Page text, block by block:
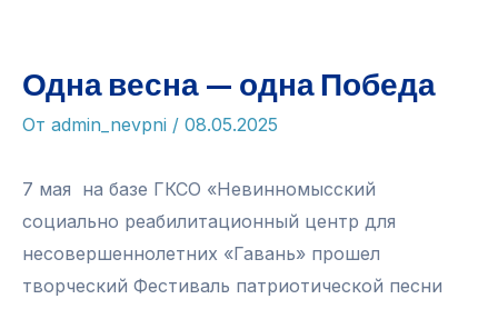
Одна весна — одна Победа
От admin_nevpni / 08.05.2025
7 мая на базе ГКСО «Невинномысский
социально реабилитационный центр для
несовершеннолетних «Гавань» прошел
творческий Фестиваль патриотической песни